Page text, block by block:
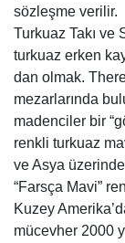
sözleşme verilir.
Turkuaz Takı ve
turkuaz erken
dan olmak.
mezarlarında
madenciler bir
renkli turkuaz
ve Asya
“Farsça Mavi”
Kuzey
mücevher 2000